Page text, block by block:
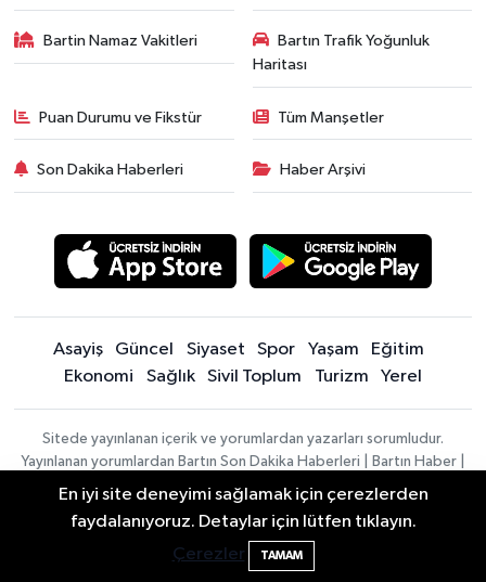
Bartin Namaz Vakitleri
Bartın Trafik Yoğunluk
Haritası
Puan Durumu ve Fikstür Tüm Manşetler
Son Dakika Haberleri Haber Arşivi
Asayiş Güncel Siyaset Spor Yaşam
Eğitim
Ekonomi
Sağlık Sivil Toplum Turizm Yerel
Sitede yayınlanan içerik ve yorumlardan yazarları sorumludur.
Yayınlanan yorumlardan Bartın Son Dakika Haberleri | Bartın Haber |
sayfada açılır. Sitemizde yayınlanan haber, köşe yazıları ve
fotoğraflar izin alınmaksızın kaynak gösterilse dahi, herhangi bir
ortamda kullanılamaz ve yayınlanamaz
En iyi site deneyimi sağlamak için çerezlerden
faydalanıyoruz. Detaylar için lütfen tıklayın.
Çerezler
TAMAM
10:24 Bartın Aile Kampı İçin Başvurular Sona